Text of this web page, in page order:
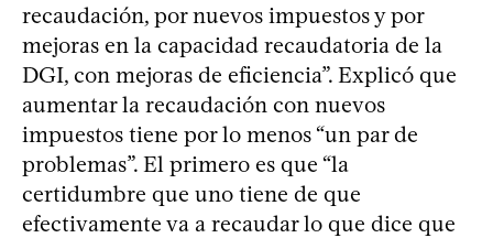
recaudación, por nuevos impuestos y por
mejoras en la capacidad recaudatoria de la
DGI, con mejoras de eficiencia”. Explicó que
aumentar la recaudación con nuevos
impuestos tiene por lo menos “un par de
problemas”. El primero es que “la
certidumbre que uno tiene de que
efectivamente va a recaudar lo que dice que